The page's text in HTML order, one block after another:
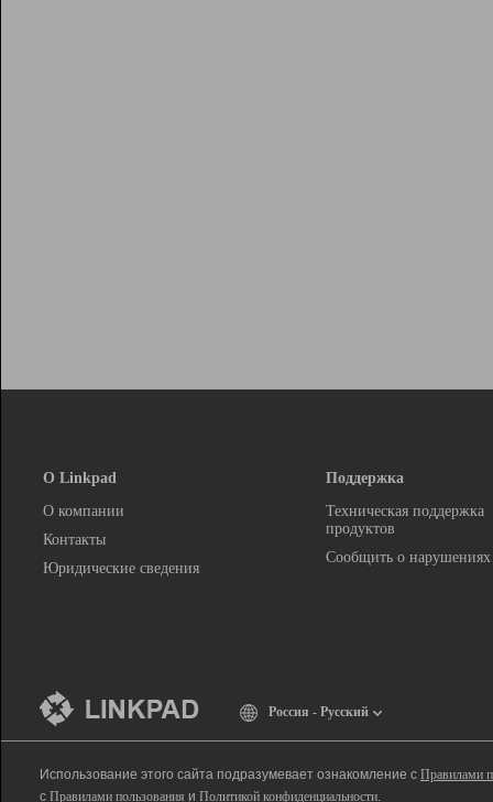
О Linkpad
О компании
Контакты
Юридические сведения
Поддержка
Техническая поддержка
продуктов
Сообщить о нарушениях
Россия - Русский
Использование этого сайта подразумевает ознакомление с Правилами
с Правилами пользования и Политикой конфиденциальности.